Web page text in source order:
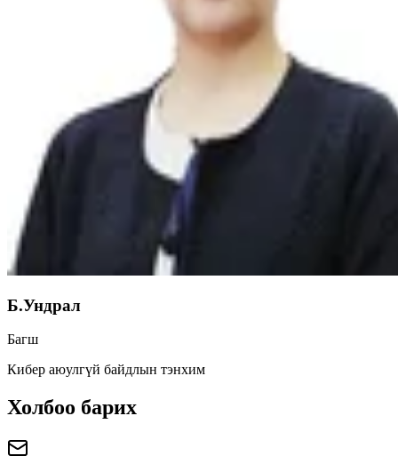
Б.Ундрал
Багш
Кибер аюулгүй байдлын тэнхим
Холбоо барих